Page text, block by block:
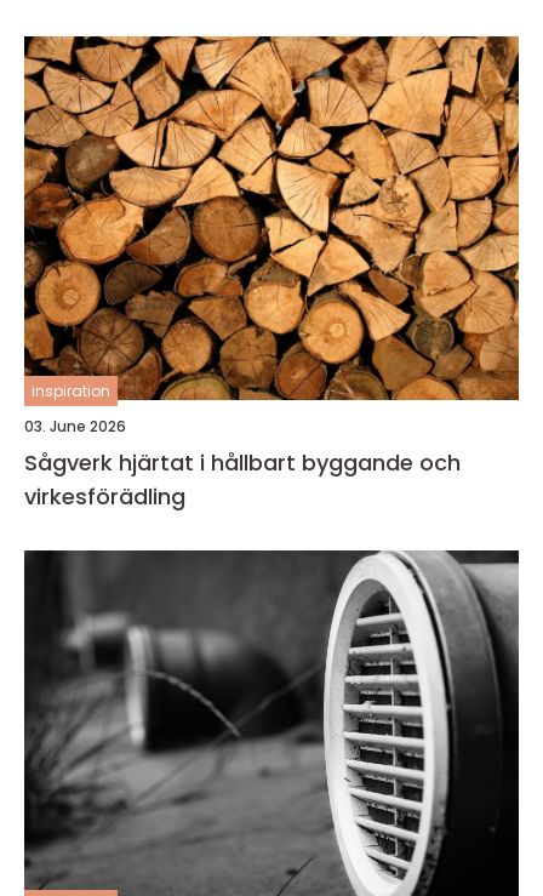
inspiration
03. June 2026
Sågverk hjärtat i hållbart byggande och
virkesförädling